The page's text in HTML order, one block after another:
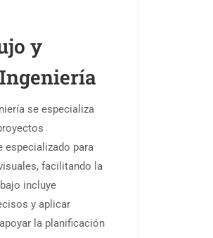
y
se especializa
especializado para
facilitando la
incluye
y aplicar
la planificación